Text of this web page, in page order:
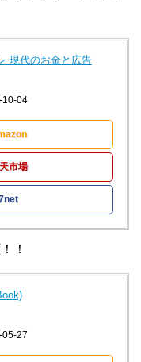
現代のお金と広告
10-04
市場
！
05-27